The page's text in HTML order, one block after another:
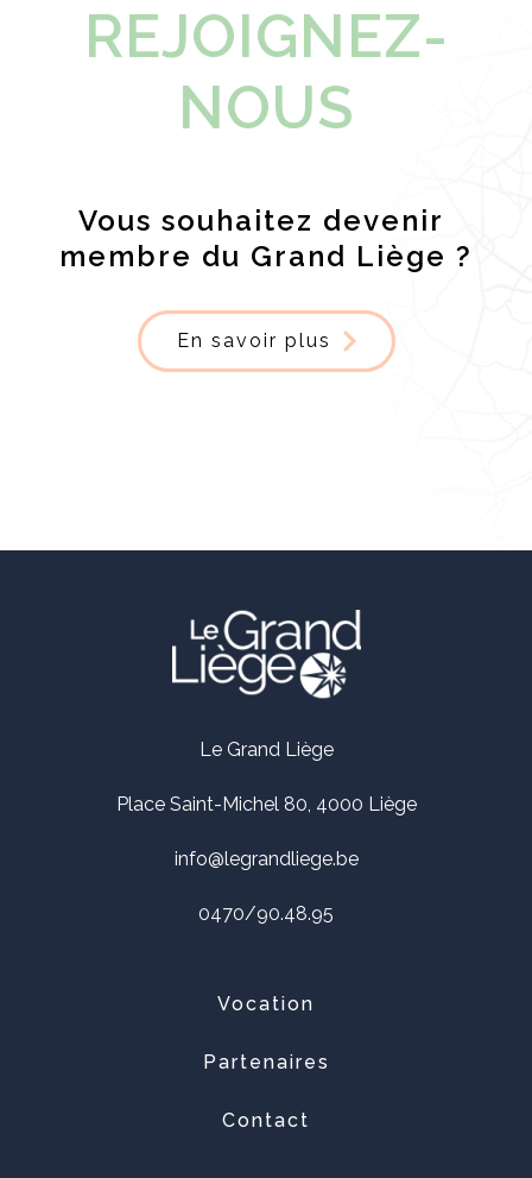
REJOIGNEZ-
NOUS
Vous souhaitez devenir
membre du Grand Liège ?
En savoir plus
Le Grand Liège
Place Saint-Michel 80, 4000 Liège
info@legrandliege.be
0470/90.48.95
Vocation
Partenaires
Contact